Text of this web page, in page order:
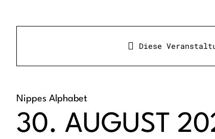
Diese
Nippes Alphabet
30. AUGUST